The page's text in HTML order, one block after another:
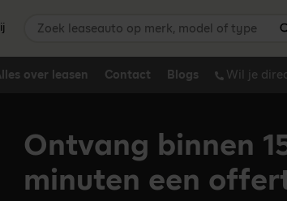
over leasen Contact Blogs Wil je
Zoek leaseauto op merk, model of type
Ontvang binnen
minuten een